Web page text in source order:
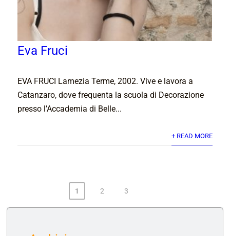
Eva Fruci
EVA FRUCI Lamezia Terme, 2002. Vive e lavora a
Catanzaro, dove frequenta la scuola di Decorazione
presso l’Accademia di Belle...
+ READ MORE
1 2 3